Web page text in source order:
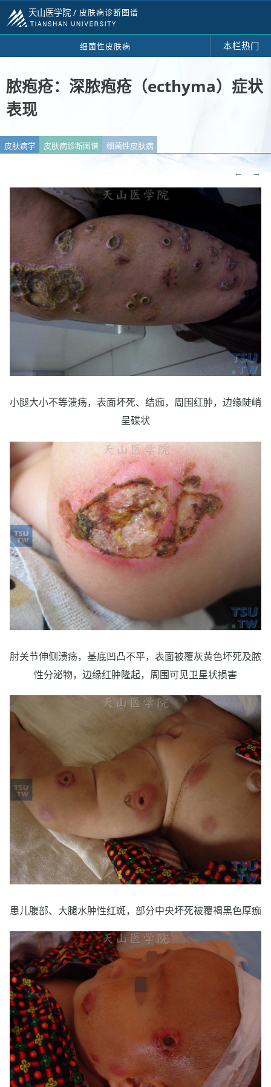
天山医学院 / 皮肤病诊断图谱
细菌性皮肤病 本栏热门
脓疱疮：深脓疱疮（ecthyma）症状
表现
皮肤病学 皮肤病诊断图谱 细菌性皮肤病
← →
小腿大小不等溃疡，表面坏死、结痂，周围红肿，边缘陡峭
呈碟状
肘关节伸侧溃疡，基底凹凸不平，表面被覆灰黄色坏死及脓
性分泌物，边缘红肿隆起，周围可见卫星状损害
患儿腹部、大腿水肿性红斑，部分中央坏死被覆褐黑色厚痂